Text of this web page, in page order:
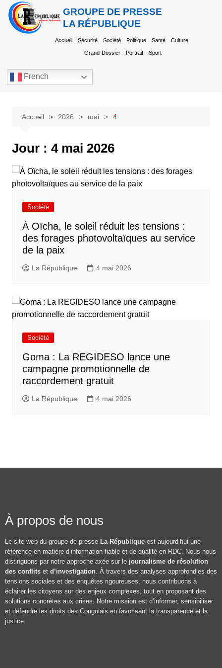
GROUPE DE PRESSE
LA RÉPUBLIQUE
Accueil Sécurité Société Politique Santé Culture
Grand-Dossier Portrait Sport
French
Accueil 2026 mai 4
Jour : 4 mai 2026
Société
À Oïcha, le soleil réduit les tensions :
des forages photovoltaïques au service
de la paix
La République 4 mai 2026
Société
Goma : La REGIDESO lance une
campagne promotionnelle de
raccordement gratuit
La République 4 mai 2026
À propos de nous
Le site web du groupe de presse La République est aujourd’hui une
référence en matière d’information fiable et de qualité en RDC. Nous nous
distinguons par notre approche axée sur le journalisme de résolution
des conflits et d’investigation. À travers des analyses approfondies des
tensions sociales et des enquêtes rigoureuses, nous contribuons à
éclairer les citoyens sur des enjeux complexes, tout en proposant des
solutions concrètes aux crises. Notre mission est d’informer, sensibiliser
et défendre les droits des Congolais en favorisant la transparence et la
justice.